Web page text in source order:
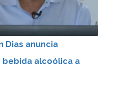
Dias anuncia
alcoólica a